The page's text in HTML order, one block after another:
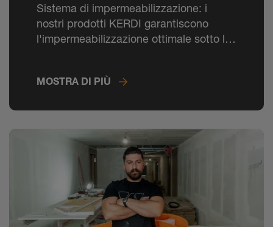
Sistema di impermeabilizzazione: i
nostri prodotti KERDI garantiscono
l'impermeabilizzazione ottimale sotto le
MOSTRA DI PIÙ